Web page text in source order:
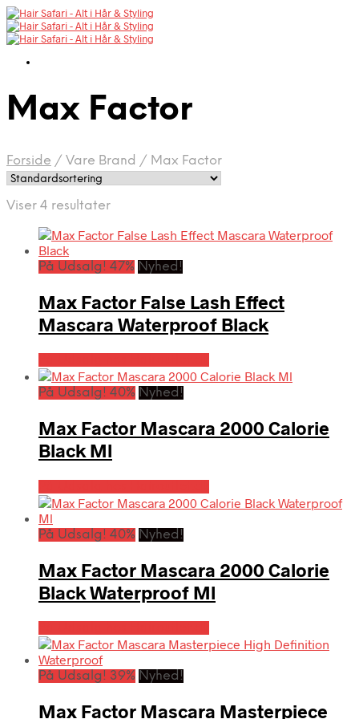
Max Factor
Forside / Vare Brand / Max Factor
Viser 4 resultater
På Udsalg! 47% Nyhed!
Max Factor False Lash Effect
Mascara Waterproof Black
På Udsalg! 40% Nyhed!
Max Factor Mascara 2000 Calorie
Black Ml
På Udsalg! 40% Nyhed!
Max Factor Mascara 2000 Calorie
Black Waterproof Ml
På Udsalg! 39% Nyhed!
Max Factor Mascara Masterpiece